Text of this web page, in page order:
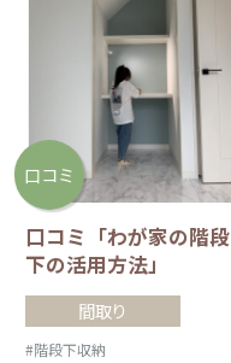
口コミ
口コミ「わが家の階段
下の活用方法」
間取り
#階段下収納